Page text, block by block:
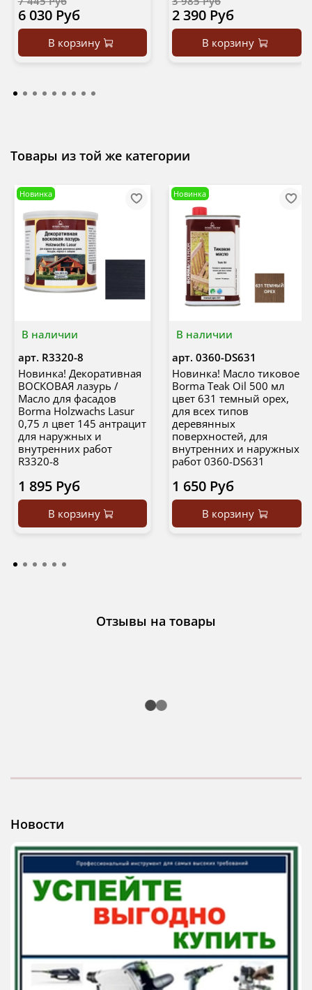
6 030 Руб
В корзину
2 390 Руб
В корзину
Товары из той же категории
В наличии
Новинка
арт. R3320-8
Новинка! Декоративная
ВОСКОВАЯ лазурь /
Масло для фасадов
Borma Holzwachs Lasur
0,75 л цвет 145 антрацит
для наружных и
внутренних работ
R3320-8
1 895 Руб
В корзину
В наличии
Новинка
арт. 0360-DS631
Новинка! Масло тиковое
Borma Teak Oil 500 мл
цвет 631 темный орех,
для всех типов
деревянных
поверхностей, для
внутренних и наружных
работ 0360-DS631
1 650 Руб
В корзину
Отзывы на товары
Новости